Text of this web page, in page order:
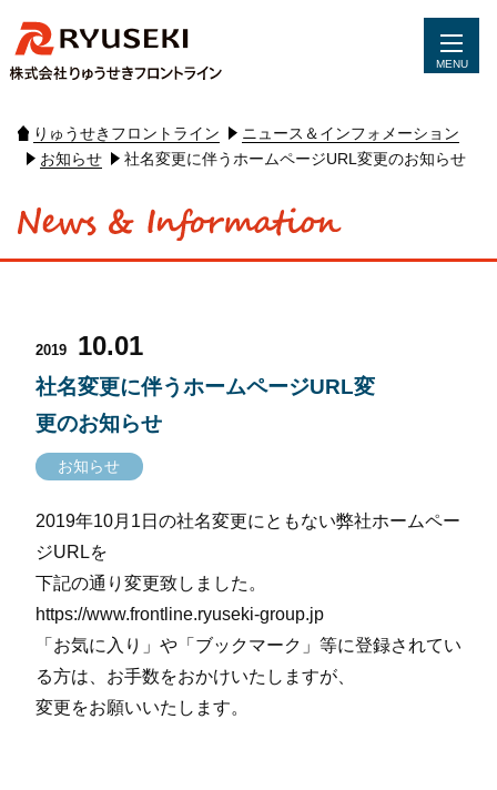
MENU
りゅうせきフロントライン
ニュース＆インフォメーション
お知らせ
社名変更に伴うホームページURL変更のお知らせ
2019 10.01
社名変更に伴うホームページURL変
更のお知らせ
お知らせ
2019年10月1日の社名変更にともない弊社ホームペー
ジURLを
下記の通り変更致しました。
https://www.frontline.ryuseki-group.jp
「お気に入り」や「ブックマーク」等に登録されてい
る方は、お手数をおかけいたしますが、
変更をお願いいたします。